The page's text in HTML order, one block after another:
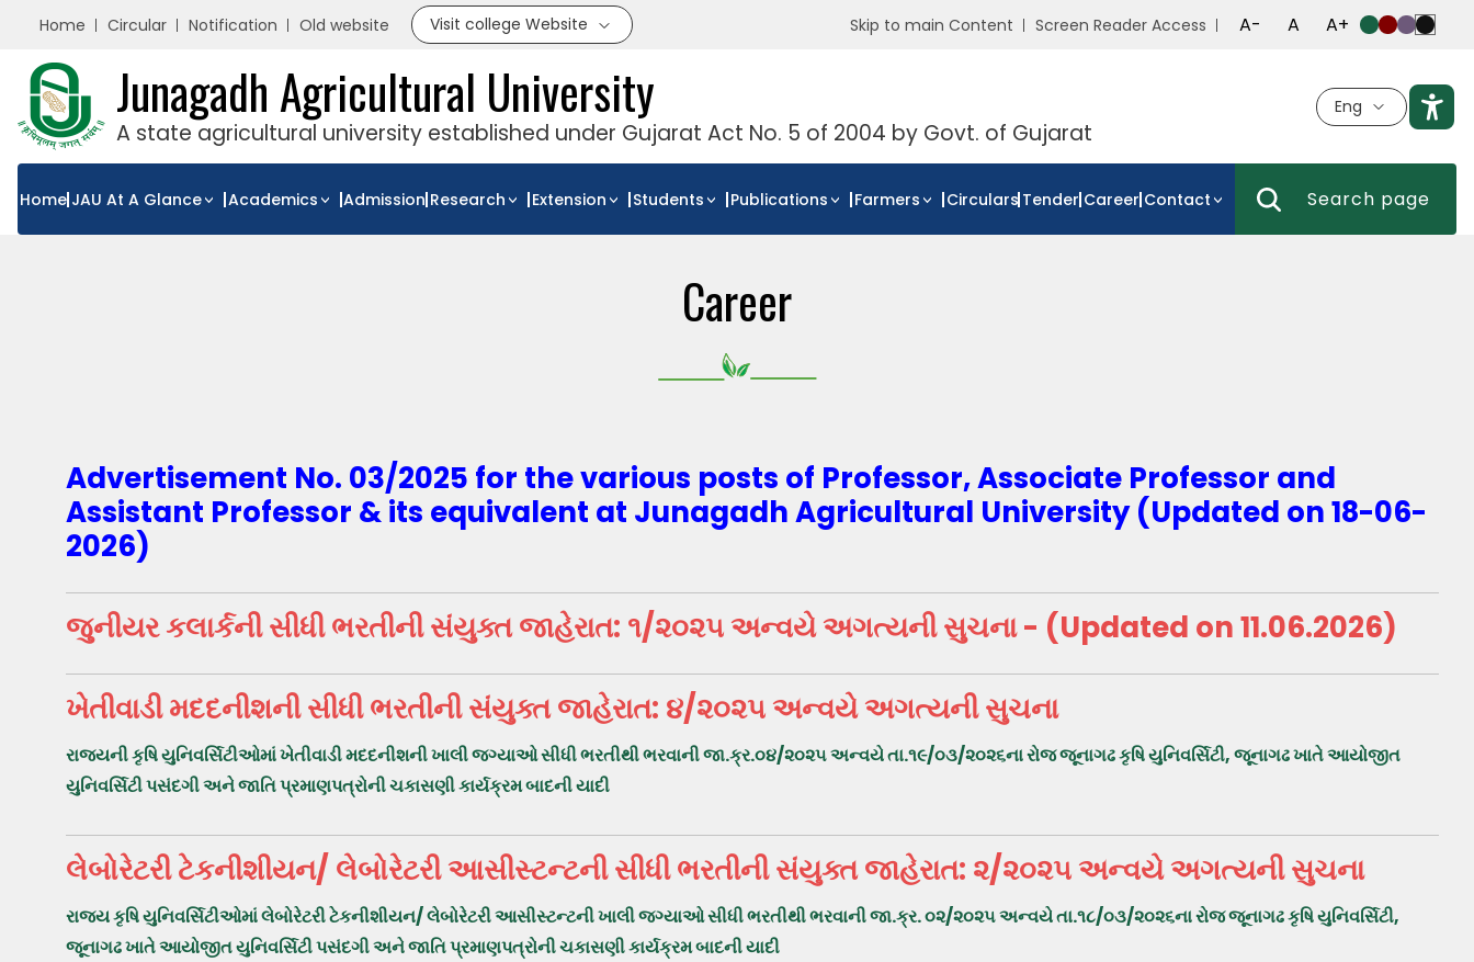
Home Circular Notification Old website Visit college Website Skip to main Content Screen Reader Access A- A A+
Junagadh Agricultural University
A state agricultural university established under Gujarat Act No. 5 of 2004 by Govt. of Gujarat
Eng
Home JAU At A Glance Academics Admission Research Extension Students Publications Farmers Circulars Tender Career Contact
Career
Advertisement No. 03/2025 for the various posts of Professor, Associate Professor and
Assistant Professor & its equivalent at Junagadh Agricultural University (Updated on 18-06-
2026)
જુનીયર કલાર્કની સીધી ભરતીની સંયુક્ત જાહેરાત: ૧/૨૦૨૫ અન્વયે અગત્યની સુચના - (Updated on 11.06.2026)
ખેતીવાડી મદદનીશની સીધી ભરતીની સંયુક્ત જાહેરાત: ૪/૨૦૨૫ અન્વયે અગત્યની સુચના
રાજયની કૃષિ યુનિવર્સિટીઓમાં ખેતીવાડી મદદનીશની ખાલી જગ્યાઓ સીધી ભરતીથી ભરવાની જા.ક્ર.૦૪/૨૦૨૫ અન્વયે તા.૧૯/૦૩/૨૦૨૬ના રોજ જૂનાગઢ કૃષિ યુનિવર્સિટી, જૂનાગઢ ખાતે આયોજીત
યુનિવર્સિટી પસંદગી અને જાતિ પ્રમાણપત્રોની ચકાસણી કાર્યક્રમ બાદની યાદી
લેબોરેટરી ટેકનીશીયન/ લેબોરેટરી આસીસ્ટન્ટની સીધી ભરતીની સંયુક્ત જાહેરાત: ૨/૨૦૨૫ અન્વયે અગત્યની સુચના
રાજય કૃષિ યુનિવર્સિટીઓમાં લેબોરેટરી ટેકનીશીયન/ લેબોરેટરી આસીસ્ટન્ટની ખાલી જગ્યાઓ સીધી ભરતીથી ભરવાની જા.ક્ર. ૦૨/૨૦૨૫ અન્વયે તા.૧૮/૦૩/૨૦૨૬ના રોજ જૂનાગઢ કૃષિ યુનિવર્સિટી,
જૂનાગઢ ખાતે આયોજીત યુનિવર્સિટી પસંદગી અને જાતિ પ્રમાણપત્રોની ચકાસણી કાર્યક્રમ બાદની યાદી